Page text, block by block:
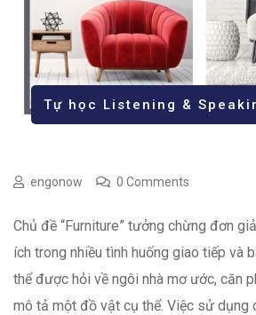
Tự học Listening &
engonow 0 Comments
Chủ đề “Furniture” tưởng chừng đơn
ích trong nhiều tình huống giao tiếp và
thể được hỏi về ngôi nhà mơ ước, căn
mô tả một đồ vật cụ thể. Việc sử dụng